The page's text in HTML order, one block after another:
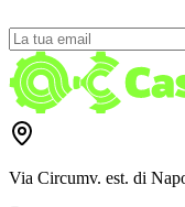
Via Circumv. est. di